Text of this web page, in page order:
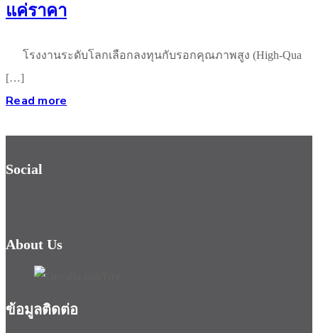
แค่ราคา
โรงงานระดับโลกเลือกลงทุนกับรอกคุณภาพสูง (High-Qua
[…]
Read more
Social
About Us
ข้อมูลติดต่อ